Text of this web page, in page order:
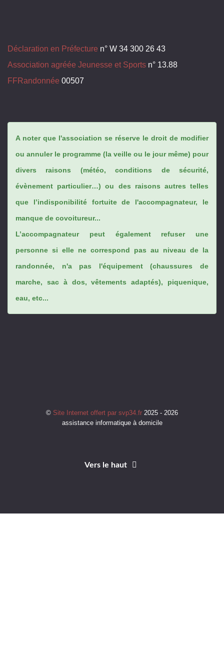
Déclaration en Préfecture n° W 34 300 26 43
Association agréée Jeunesse et Sports n° 13.88
FFRandonnée 00507
A noter que l'association se réserve le droit de modifier
ou annuler le programme (la veille ou le jour même) pour
divers raisons (météo, conditions de sécurité,
évènement particulier…) ou des raisons autres telles
que l’indisponibilité fortuite de l'accompagnateur, le
manque de covoitureur...
L’accompagnateur peut également refuser une
personne si elle ne correspond pas au niveau de la
randonnée, n'a pas l'équipement (chaussures de
marche, sac à dos, vêtements adaptés), piquenique,
eau, etc...
© Site Internet offert par svp34.fr 2025 - 2026
assistance informatique à domicile
Vers le haut